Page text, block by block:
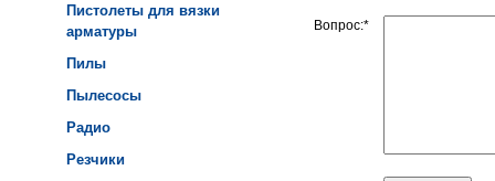
Пистолеты для вязки
арматуры
Пилы
Пылесосы
Радио
Резчики
Вопрос:*